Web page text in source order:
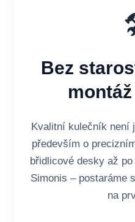
Bez
Kvalitní kulečník není
především o
břidlicové desky až
Simonis – postaráme
na